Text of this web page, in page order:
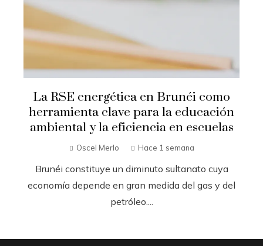
La RSE energética en Brunéi como
herramienta clave para la educación
ambiental y la eficiencia en escuelas
Oscel Merlo Hace 1 semana
Brunéi constituye un diminuto sultanato cuya
economía depende en gran medida del gas y del
petróleo....